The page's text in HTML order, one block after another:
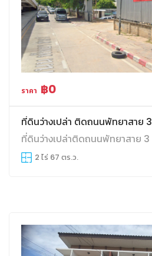
ราคา ฿0
ที่ดินว่างเปล่า ติดถนนพัทยาสาย 3
2 ไร่ 67 ตร.ว.